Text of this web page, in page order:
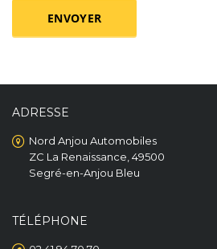
ADRESSE
Nord Anjou Automobiles
ZC La Renaissance, 49500
Segré-en-Anjou Bleu
TÉLÉPHONE